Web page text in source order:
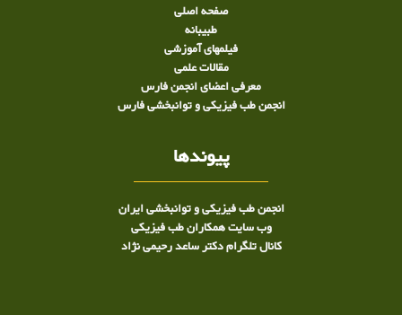
صفحه اصلی
طبيبانه
فیلمهای آموزشی
مقالات علمی
معرفی اعضای انجمن فارس
انجمن طب فیزیکی و توانبخشی فارس
پیوندها
انجمن طب فیزیکی و توانبخشی ایران
وب سایت همکاران طب فیزیکی
کانال تلگرام دکتر ساعد رحیمی نژاد